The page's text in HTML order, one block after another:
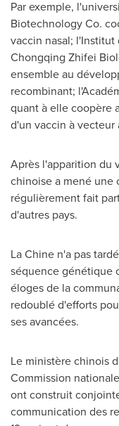
Par exemple,
Biotechnology Co.
vaccin nasal;
Chongqing Zhifei
ensemble au
recombinant;
quant à elle coopère
d'un vaccin à vecteur
Après l'apparition du
chinoise a mené
régulièrement fait
d'autres pays.
La Chine n'a pas
séquence génétique
éloges de la
redoublé d'efforts
ses avancées.
Le ministère chinois
Commission
ont construit
communication des